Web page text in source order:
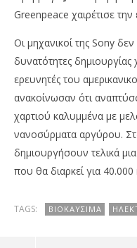
Greenpeace χαιρέτισε
Οι μηχανικοί της Sony
δυνατότητες
ερευνητές του
ανακοίνωσαν ότι
χαρτιού καλυμμένα με
νανοσύρματα αργύρου.
δημιουργήσουν τελικά
που θα διαρκεί για 40.000
TAGS: ΒΙΟΚΑΎΣΙΜΑ